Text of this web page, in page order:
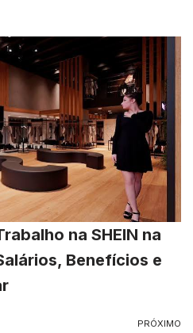
na SHEIN na
Benefícios e
PRÓXIMO